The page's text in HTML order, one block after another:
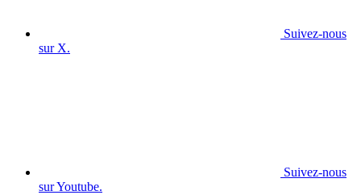
Suivez-nous
sur X.
Suivez-nous
sur Youtube.